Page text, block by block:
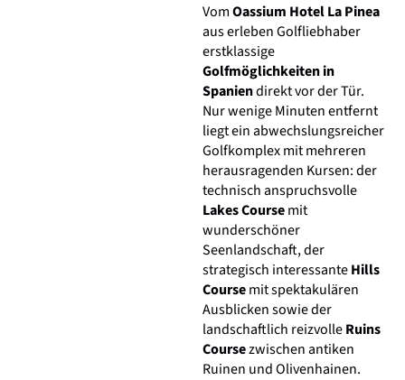
VomOassium Hotel La Pinea
aus erleben Golfliebhaber
erstklassige
Golfmöglichkeiten in
Spaniendirekt vor der Tür.
Nur wenige Minuten entfernt
liegt ein abwechslungsreicher
Golfkomplex mit mehreren
herausragenden Kursen: der
technisch anspruchsvolle
Lakes Coursemit
wunderschöner
Seenlandschaft, der
strategisch interessanteHills
Coursemit spektakulären
Ausblicken sowie der
landschaftlich reizvolleRuins
Coursezwischen antiken
Ruinen und Olivenhainen.